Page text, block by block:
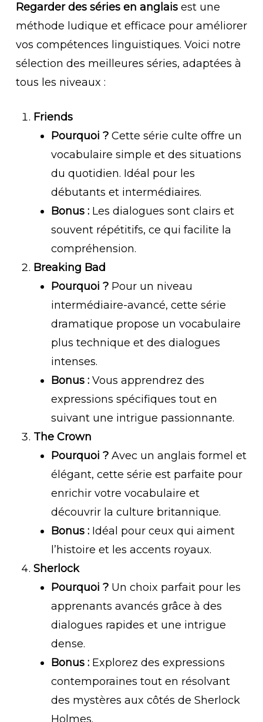
Regarder des séries en anglaisest une
méthode ludique et efficace pour améliorer
vos compétences linguistiques. Voici notre
sélection des meilleures séries, adaptées à
tous les niveaux :
Friends
Pourquoi ?Cette série culte offre un
vocabulaire simple et des situations
du quotidien. Idéal pour les
débutants et intermédiaires.
Bonus :Les dialogues sont clairs et
souvent répétitifs, ce qui facilite la
compréhension.
Breaking Bad
Pourquoi ?Pour un niveau
intermédiaire-avancé, cette série
dramatique propose un vocabulaire
plus technique et des dialogues
intenses.
Bonus :Vous apprendrez des
expressions spécifiques tout en
suivant une intrigue passionnante.
The Crown
Pourquoi ?Avec un anglais formel et
élégant, cette série est parfaite pour
enrichir votre vocabulaire et
découvrir la culture britannique.
Bonus :Idéal pour ceux qui aiment
l’histoire et les accents royaux.
Sherlock
Pourquoi ?Un choix parfait pour les
apprenants avancés grâce à des
dialogues rapides et une intrigue
dense.
Bonus :Explorez des expressions
contemporaines tout en résolvant
des mystères aux côtés de Sherlock
Holmes.